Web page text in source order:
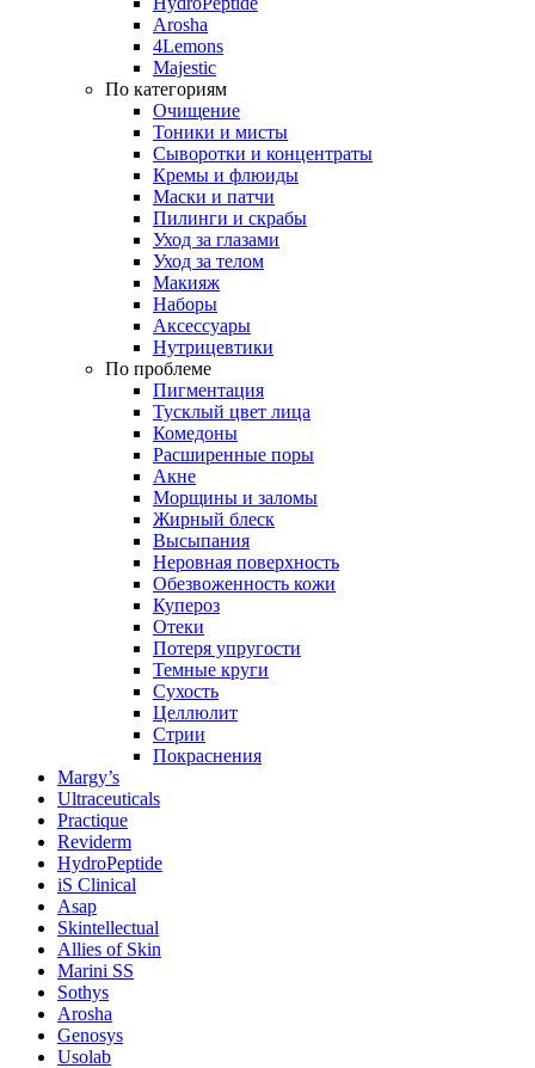
Arosha
4Lemons
Majestic
По категориям
Очищение
Тоники и мисты
Сыворотки и концентраты
Кремы и флюиды
Маски и патчи
Пилинги и скрабы
Уход за глазами
Уход за телом
Макияж
Наборы
Аксессуары
Нутрицевтики
По проблеме
Пигментация
Тусклый цвет лица
Комедоны
Расширенные поры
Акне
Морщины и заломы
Жирный блеск
Высыпания
Неровная поверхность
Обезвоженность кожи
Купероз
Отеки
Потеря упругости
Темные круги
Сухость
Целлюлит
Стрии
Покраснения
Margy’s
Ultraceuticals
Practique
Reviderm
HydroPeptide
iS Clinical
Asap
Skintellectual
Allies of Skin
Marini SS
Sothys
Arosha
Genosys
Usolab